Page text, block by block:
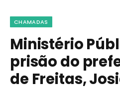
CHAMADAS
Ministério
prisão do
de Freitas,